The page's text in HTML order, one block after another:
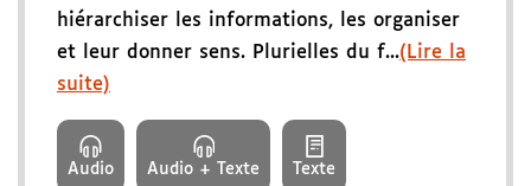
hiérarchiser les informations, les organiser
et leur donner sens. Plurielles du f...(Lire la
suite)
Audio Audio + Texte Texte